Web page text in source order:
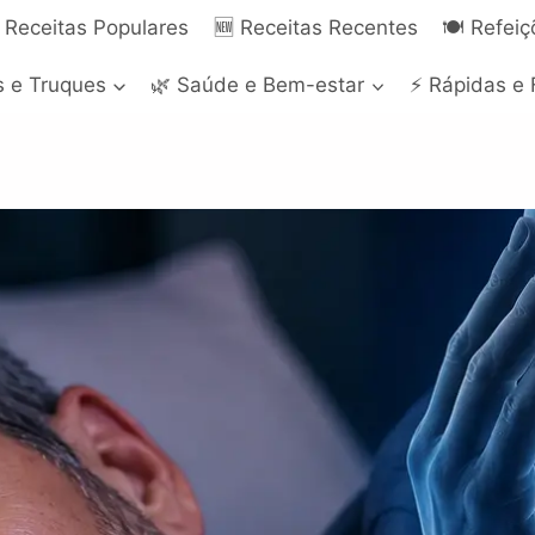
Receitas Populares 🆕 Receitas Recentes 🍽️
e Truques 🌿 Saúde e Bem-estar ⚡ Rápidas e